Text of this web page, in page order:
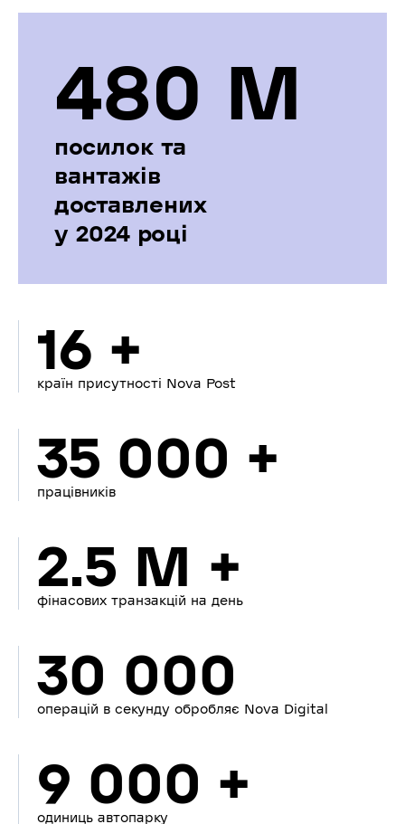
480 М
посилок та
вантажів
доставлених
у 2024 році
16 +
країн присутності Nova Post
35 000 +
працівників
2.5 M +
фінасових транзакцій на день
30 000
операцій в секунду обробляє Nova Digital
9 000 +
одиниць автопарку